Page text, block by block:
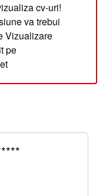
cv-uri!
va trebui
Vizualizare
pe